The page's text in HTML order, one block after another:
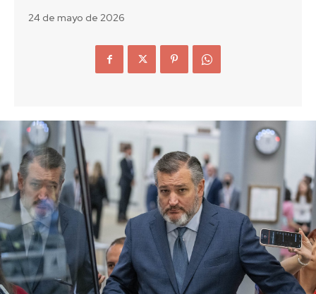
24 de mayo de 2026